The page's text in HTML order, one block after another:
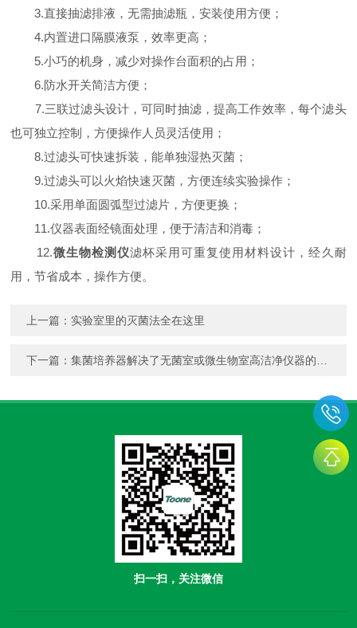
3.直接抽滤排液，无需抽滤瓶，安装使用方便；
4.内置进口隔膜液泵，效率更高；
5.小巧的机身，减少对操作台面积的占用；
6.防水开关简洁方便；
7.三联过滤头设计，可同时抽滤，提高工作效率，每个滤头
也可独立控制，方便操作人员灵活使用；
8.过滤头可快速拆装，能单独湿热灭菌；
9.过滤头可以火焰快速灭菌，方便连续实验操作；
10.采用单面圆弧型过滤片，方便更换；
11.仪器表面经镜面处理，便于清洁和消毒；
12.微生物检测仪滤杯采用可重复使用材料设计，经久耐
用，节省成本，操作方便。
上一篇： 实验室里的灭菌法全在这里
下一篇：集菌培养器解决了无菌室或微生物室高洁净仪器的要求
扫一扫，关注微信